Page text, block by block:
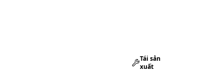
Tái sản
xuất